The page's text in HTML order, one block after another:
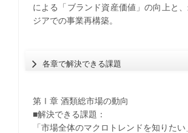
による「ブランド資産価値」の向上と
ジアでの事業再構築。
各章で解決できる課題
第Ⅰ章 酒類総市場の動向
■解決できる課題：
「市場全体のマクロトレンドを知りたい